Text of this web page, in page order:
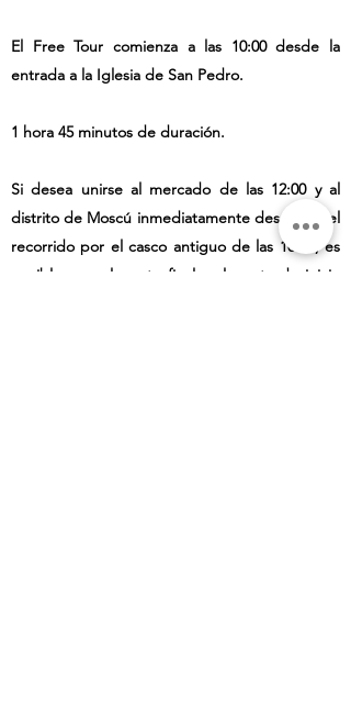
El Free Tour comienza a las 10:00 desde la
entrada a la Iglesia de San Pedro.
1 hora 45 minutos de duración.
Si desea unirse al mercado de las 12:00 y al
distrito de Moscú inmediatamente después del
recorrido por el casco antiguo de las 10:00, es
posible que el punto final y el punto de inicio